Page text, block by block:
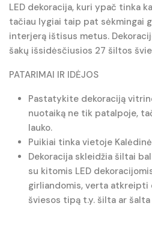
LED dekoracija, kuri ypač tinka
tačiau lygiai taip pat sėkmingai
interjerą ištisus metus.
šakų išsidėsčiusios 27 šiltos
PATARIMAI IR IDĖJOS
Pastatykite dekoraciją
nuotaiką ne tik patalpoje,
lauko.
Puikiai tinka vietoje
Dekoracija skleidžia šiltai
su kitomis LED
girliandomis, verta atkreipti
šviesos tipą t.y. šilta ar šalta